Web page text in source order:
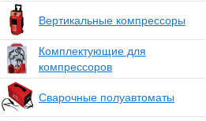
Вертикальные компрессоры
Комплектующие для
компрессоров
Сварочные полуавтоматы